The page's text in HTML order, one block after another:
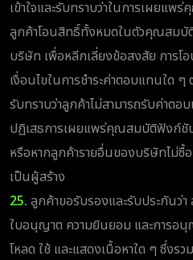
เข้าใจและรับทราบว่าในการเผยแ
ลูกค้าโอนสิทธิ์ทั้งหมดในตัวคุณสมบั
บริษัท เพื่อหลีกเลี่ยงข้อสงสัย การโ
เงื่อนไขในการชำระค่าตอบแทนใด
รับทราบว่าลูกค้าไม่สามารถรับค่าต
ปฏิเสธการเผยแพร่คุณสมบัติฟังก์ชั
หรือหากลูกค้ารายอื่นของบริษัทไม่
เป็นผู้สร้าง
25. ลูกค้าขอรับรองและรับประกันว่
ใบอนุญาต ความยินยอม และการอ
โหลด ใช้ และแสดงเนื้อหาใด ๆ ซึ่งร